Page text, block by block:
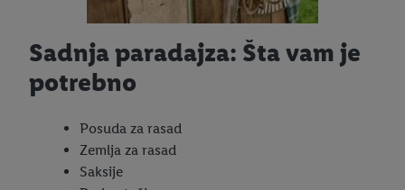
Sadnja paradajza: Šta vam je
potrebno
Posuda za rasad
Zemlja za rasad
Saksije